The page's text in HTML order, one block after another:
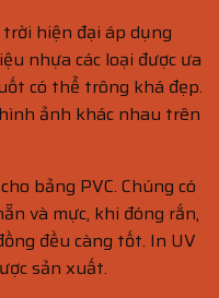
hiện đại áp dụng
nhựa các loại được ưa
có thể trông khá đẹp.
ảnh khác nhau trên
bảng PVC. Chúng có
và mực, khi đóng rắn,
đều càng tốt. In UV
sản xuất.